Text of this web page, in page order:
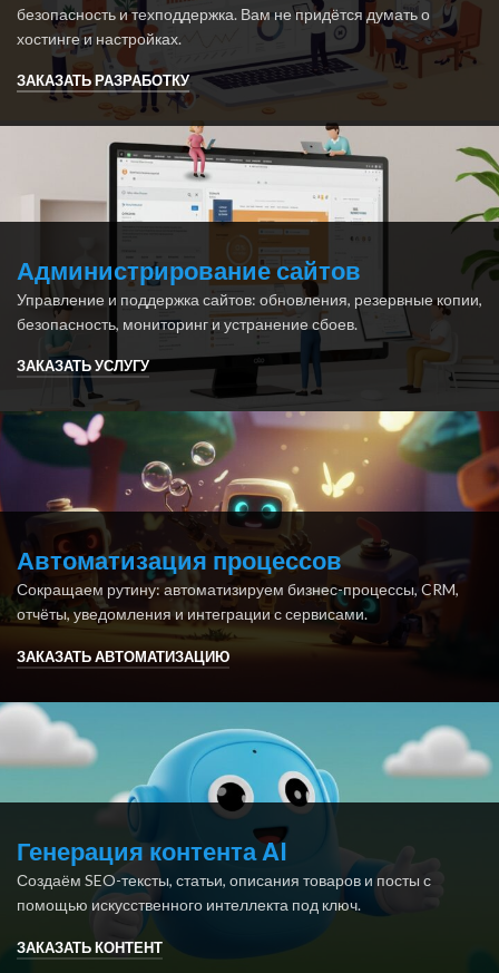
безопасность и техподдержка. Вам не придётся думать о
хостинге и настройках.
ЗАКАЗАТЬ РАЗРАБОТКУ
Администрирование сайтов
Управление и поддержка сайтов: обновления, резервные копии,
безопасность, мониторинг и устранение сбоев.
ЗАКАЗАТЬ УСЛУГУ
Автоматизация процессов
Сокращаем рутину: автоматизируем бизнес-процессы, CRM,
отчёты, уведомления и интеграции с сервисами.
ЗАКАЗАТЬ АВТОМАТИЗАЦИЮ
Генерация контента AI
Создаём SEO-тексты, статьи, описания товаров и посты с
помощью искусственного интеллекта под ключ.
ЗАКАЗАТЬ КОНТЕНТ